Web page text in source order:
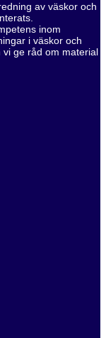
av väskor och
inom
i väskor och
ge råd om material